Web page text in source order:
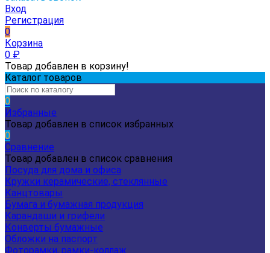
Вход
Регистрация
0
Корзина
0 ₽
Товар добавлен в корзину!
Каталог товаров
0
Избранные
Товар добавлен в список избранных
0
Сравнение
Товар добавлен в список сравнения
Посуда для дома и офиса
Кружки керамические, стеклянные
Канцтовары
Бумага и бумажная продукция
Карандаши и грифели
Конверты бумажные
Обложки на паспорт
Фоторамки, рамки-коллаж